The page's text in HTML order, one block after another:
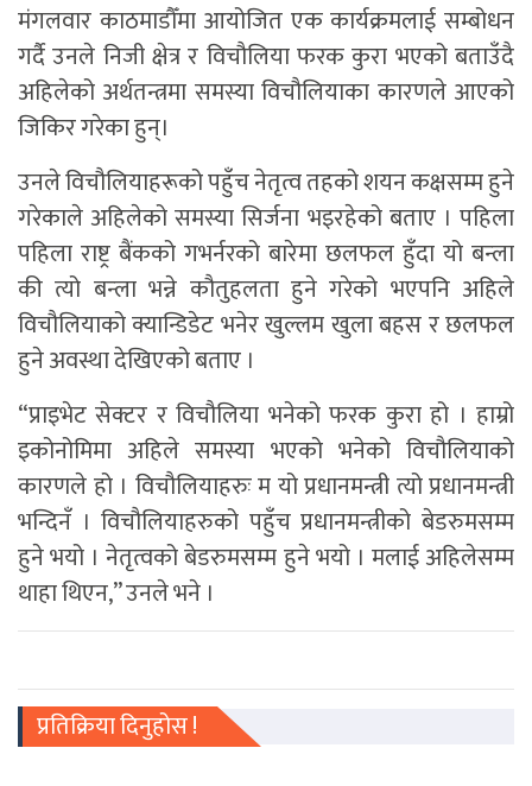
मंगलवार काठमाडौँमा आयोजित एक कार्यक्रमलाई सम्बोधन
गर्दै उनले निजी क्षेत्र र विचौलिया फरक कुरा भएको बताउँदै
अहिलेको अर्थतन्त्रमा समस्या विचौलियाका कारणले आएको
जिकिर गरेका हुन्।
उनले विचौलियाहरूको पहुँच नेतृत्व तहको शयन कक्षसम्म हुने
गरेकाले अहिलेको समस्या सिर्जना भइरहेको बताए । पहिला
पहिला राष्ट्र बैंकको गभर्नरको बारेमा छलफल हुँदा यो बन्ला
की त्यो बन्ला भन्ने कौतुहलता हुने गरेको भएपनि अहिले
विचौलियाको क्यान्डिडेट भनेर खुल्लम खुला बहस र छलफल
हुने अवस्था देखिएको बताए ।
“प्राइभेट सेक्टर र विचौलिया भनेको फरक कुरा हो । हाम्रो
इकोनोमिमा अहिले समस्या भएको भनेको विचौलियाको
कारणले हो । विचौलियाहरुः म यो प्रधानमन्त्री त्यो प्रधानमन्त्री
भन्दिनँ । विचौलियाहरुको पहुँच प्रधानमन्त्रीको बेडरुमसम्म
हुने भयो । नेतृत्वको बेडरुमसम्म हुने भयो । मलाई अहिलेसम्म
थाहा थिएन,” उनले भने ।
प्रतिक्रिया दिनुहोस !